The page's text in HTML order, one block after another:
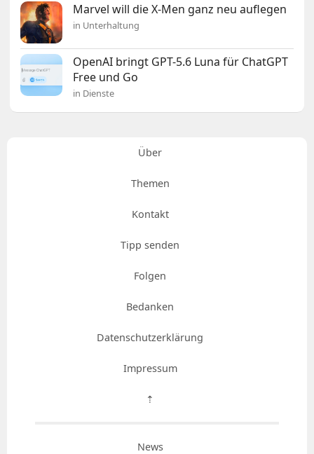
Marvel will die X-Men ganz neu auflegen
in Unterhaltung
OpenAI bringt GPT-5.6 Luna für ChatGPT
Free und Go
in Dienste
Über
Themen
Kontakt
Tipp senden
Folgen
Bedanken
Datenschutzerklärung
Impressum
⇡
News